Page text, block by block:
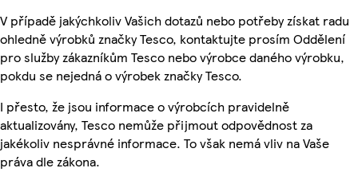
V případě jakýchkoliv Vašich dotazů nebo potřeby získat radu
ohledně výrobků značky Tesco, kontaktujte prosím Oddělení
pro služby zákazníkům Tesco nebo výrobce daného výrobku,
pokdu se nejedná o výrobek značky Tesco.
I přesto, že jsou informace o výrobcích pravidelně
aktualizovány, Tesco nemůže přijmout odpovědnost za
jakékoliv nesprávné informace. To však nemá vliv na Vaše
práva dle zákona.